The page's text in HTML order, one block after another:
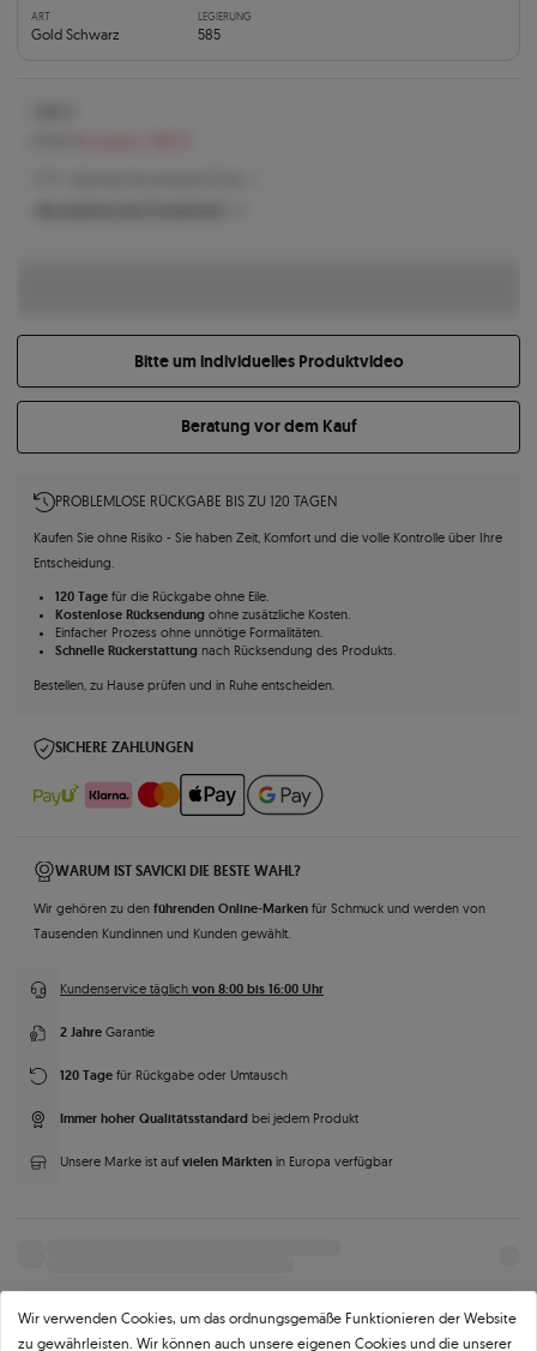
ART
Gold Schwarz
LEGIERUNG
585
Bitte um individuelles Produktvideo
Beratung vor dem Kauf
PROBLEMLOSE RÜCKGABE BIS ZU 120 TAGEN
Kaufen Sie ohne Risiko - Sie haben Zeit, Komfort und die volle Kontrolle über Ihre
Entscheidung.
120 Tagefür die Rückgabe ohne Eile.
Kostenlose Rücksendungohne zusätzliche Kosten.
Einfacher Prozess ohne unnötige Formalitäten.
Schnelle Rückerstattungnach Rücksendung des Produkts.
Bestellen, zu Hause prüfen und in Ruhe entscheiden.
SICHERE ZAHLUNGEN
WARUM IST SAVICKI DIE BESTE WAHL?
Wir gehören zu den führenden Online-Marken für Schmuck und werden von
Tausenden Kundinnen und Kunden gewählt.
Kundenservice täglich von 8:00 bis 16:00 Uhr
2 Jahre Garantie
120 Tage für Rückgabe oder Umtausch
Immer hoher Qualitätsstandard bei jedem Produkt
Unsere Marke ist auf vielen Märkten in Europa verfügbar
Wir verwenden Cookies, um das ordnungsgemäße Funktionieren der Website
zu gewährleisten. Wir können auch unsere eigenen Cookies und die unserer